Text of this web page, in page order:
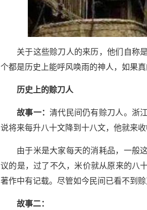
关于这些赊刀人的来历，他们自称
个都是历史上能呼风唤雨的神人，如果
历史上的赊刀人
故事一：清代民间仍有赊刀人。浙
说将来每升八十文降到十八文，他就来收
由于米是大家每天的消耗品，一般
议的是，过了不久，米价就从原来的八
著作中有记载。尽管如今民间已看不到
故事二：